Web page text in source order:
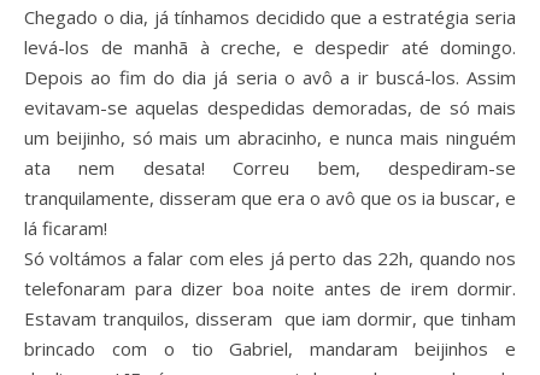
Chegado o dia, já tínhamos decidido que a estratégia seria
levá-los de manhã à creche, e despedir até domingo.
Depois ao fim do dia já seria o avô a ir buscá-los. Assim
evitavam-se aquelas despedidas demoradas, de só mais
um beijinho, só mais um abracinho, e nunca mais ninguém
ata nem desata! Correu bem, despediram-se
tranquilamente, disseram que era o avô que os ia buscar, e
lá ficaram!
Só voltámos a falar com eles já perto das 22h, quando nos
telefonaram para dizer boa noite antes de irem dormir.
Estavam tranquilos, disseram que iam dormir, que tinham
brincado com o tio Gabriel, mandaram beijinhos e